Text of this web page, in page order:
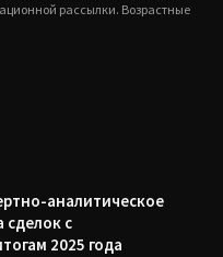
рассылки. Возрастные
аналитическое
сделок с
2025 года